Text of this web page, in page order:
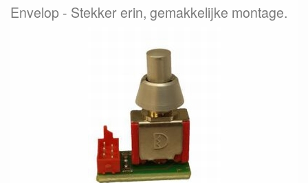
Envelop Stekker erin, gemakkelijke montage.